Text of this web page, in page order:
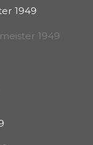
1949